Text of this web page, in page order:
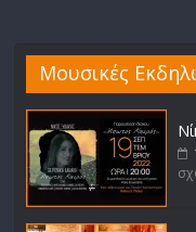
Μουσικές